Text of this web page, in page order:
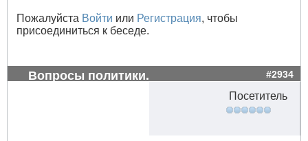
Пожалуйста Войти или Регистрация, чтобы
присоединиться к беседе.
Вопросы политики. #2934
Посетитель